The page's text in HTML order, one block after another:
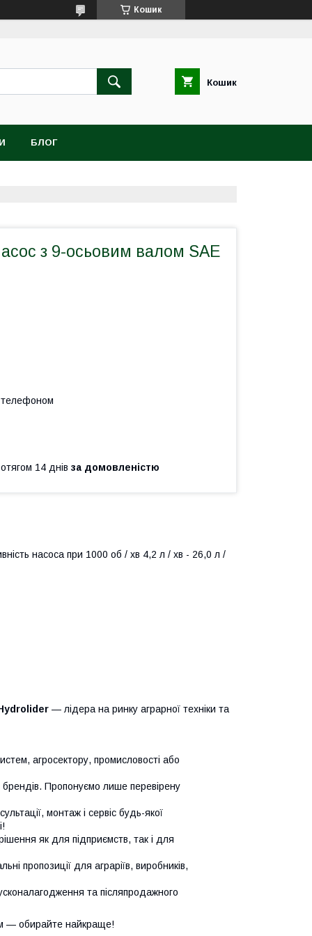
Кошик
Кошик
БЛОГ
з 9-осьовим валом SAE
телефоном
14 днів за домовленістю
насоса при 1000 об / хв 4,2 л / хв - 26,0 л /
— лідера на ринку аграрної техніки та
агросектору, промисловості або
Пропонуємо лише перевірену
монтаж і сервіс будь-якої
як для підприємств, так і для
пропозиції для аграріїв, виробників,
та післяпродажного
— обирайте найкраще!